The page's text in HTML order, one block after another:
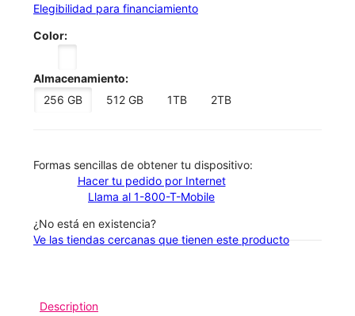
Elegibilidad para financiamiento
Color:
Almacenamiento:
256 GB
512 GB 1TB 2TB
​​​​​​​Formas sencillas de obtener tu dispositivo:
Hacer tu pedido por Internet
Llama al 1-800-T-Mobile
¿No está en existencia?
Ve las tiendas cercanas que tienen este producto
Description